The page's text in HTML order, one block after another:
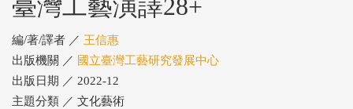
臺灣工藝演譯28+
編/著/譯者 ／ 王信惠
出版機關 ／ 國立臺灣工藝研究發展中心
出版日期 ／ 2022-12
主題分類 ／ 文化藝術